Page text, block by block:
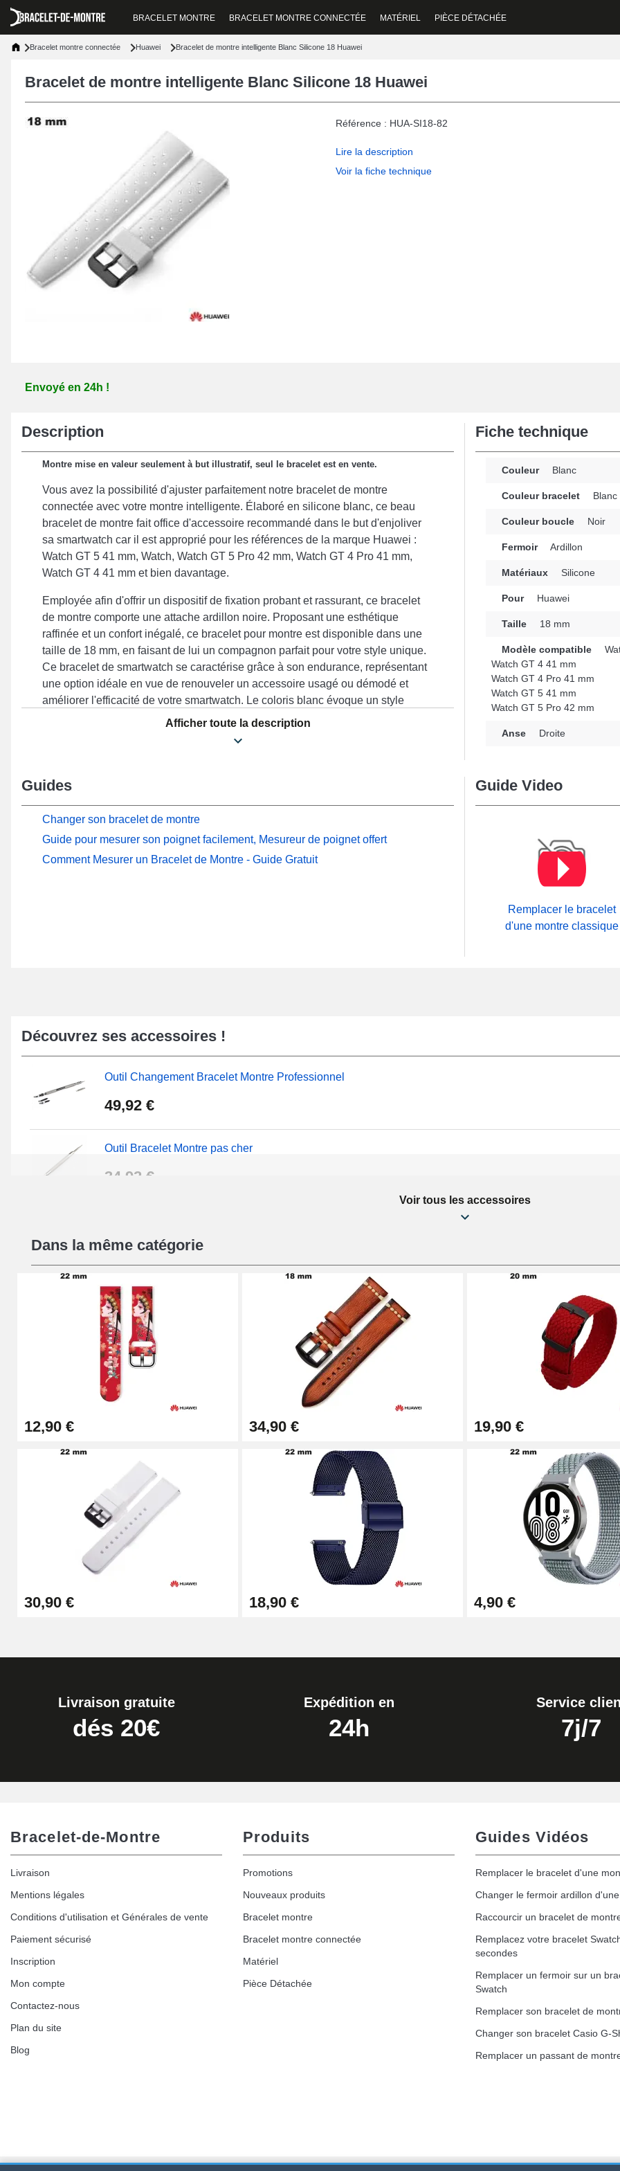
BRACELET MONTRE BRACELET MONTRE CONNECTÉE MATÉRIEL PIÈCE DÉTACHÉE
Bracelet montre connectée Huawei Bracelet de montre intelligente Blanc Silicone 18 Huawei
Bracelet de montre intelligente Blanc Silicone 18 Huawei
Référence : HUA-SI18-82
Lire la description
Voir la fiche technique
Envoyé en 24h !
Description
Montre mise en valeur seulement à but illustratif, seul le bracelet est en vente.
Vous avez la possibilité d'ajuster parfaitement notre bracelet de montre
connectée avec votre montre intelligente. Élaboré en silicone blanc, ce beau
bracelet de montre fait office d'accessoire recommandé dans le but d'enjoliver
sa smartwatch car il est approprié pour les références de la marque Huawei :
Watch GT 5 41 mm, Watch, Watch GT 5 Pro 42 mm, Watch GT 4 Pro 41 mm,
Watch GT 4 41 mm et bien davantage.
Employée afin d'offrir un dispositif de fixation probant et rassurant, ce bracelet
de montre comporte une attache ardillon noire. Proposant une esthétique
raffinée et un confort inégalé, ce bracelet pour montre est disponible dans une
taille de 18 mm, en faisant de lui un compagnon parfait pour votre style unique.
Ce bracelet de smartwatch se caractérise grâce à son endurance, représentant
une option idéale en vue de renouveler un accessoire usagé ou démodé et
améliorer l'efficacité de votre smartwatch. Le coloris blanc évoque un style
minimaliste et cela s'intègre élégamment à toutes les occasions, combinant
GT 5 41 mm, Watch, Watch GT 4 41 mm, Watch GT 5 Pro 42 mm entre autres de
naturellement à des modèles compatibles de la marque.
Afficher toute la description
Fiche technique
Couleur Blanc
Couleur bracelet Blanc
Couleur boucle Noir
Fermoir Ardillon
Matériaux Silicone
Pour Huawei
Taille 18 mm
Modèle compatible
Watch GT 4 41 mm
Watch GT 4 Pro 41 mm
Watch GT 5 41 mm
Watch GT 5 Pro 42 mm
Anse Droite
Guides
Changer son bracelet de montre
Guide pour mesurer son poignet facilement, Mesureur de poignet offert
Comment Mesurer un Bracelet de Montre - Guide Gratuit
Guide Video
Remplacer le bracelet
d'une montre classique
Découvrez ses accessoires !
Outil Changement Bracelet Montre Professionnel
49,92 €
Outil Bracelet Montre pas cher
34,92 €
16,90 €
Pied à Coulisse Numérique
9,90 €
Kit Horlogerie Débutant
26,90 €
Boîte Pompe Bracelet Montre - Diamètre 1,50 mm - 8 à 25 mm
14,08 €
Boîte Pompe pour Bracelet Montre - Diamètre 1,80 mm - 8 à 25 mm
19,90 €
Voir tous les accessoires
Dans la même catégorie
12,90 € 34,90 € 19,90 €
30,90 € 18,90 € 4,90 €
Livraison gratuite
dés 20€
Expédition en
24h
Service
7j/7
Bracelet-de-Montre
Livraison
Mentions légales
Conditions d'utilisation et Générales de vente
Paiement sécurisé
Inscription
Mon compte
Contactez-nous
Plan du site
Blog
Produits
Promotions
Nouveaux produits
Bracelet montre
Bracelet montre connectée
Matériel
Pièce Détachée
Guides Vidéos
Remplacer le bracelet d'une
Changer le fermoir ardillon
Raccourcir un bracelet de
Remplacez votre bracelet
secondes
Remplacer un fermoir sur un
Swatch
Remplacer son bracelet de
Changer son bracelet Casio G-
Remplacer un passant de